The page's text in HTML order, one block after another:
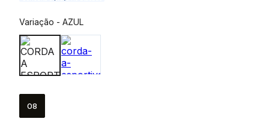
Variação - AZUL
08